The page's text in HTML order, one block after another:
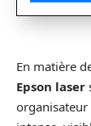
En matière
Epson laser
organisateur